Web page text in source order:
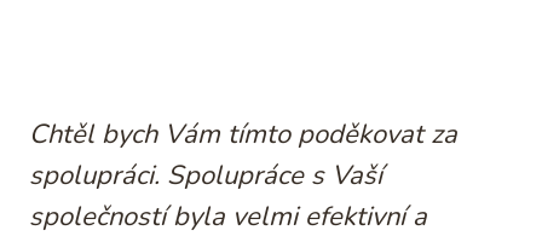
Chtěl bych Vám tímto poděkovat za
spolupráci. Spolupráce s Vaší
společností byla velmi efektivní a